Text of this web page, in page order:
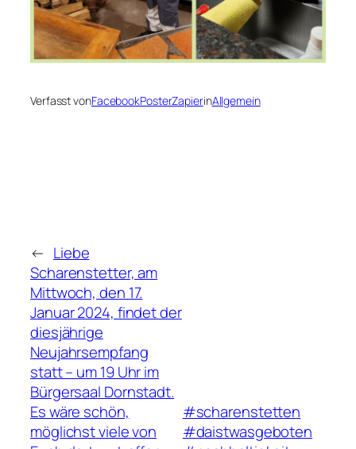
Verfasst vonFacebookPosterZapierinAllgemein
← Liebe
Scharenstetter, am
Mittwoch, den 17.
Januar 2024, findet der
diesjährige
Neujahrsempfang
statt – um 19 Uhr im
Bürgersaal Dornstadt.
Es wäre schön,
möglichst viele von
#scharenstetten
#daistwasgeboten